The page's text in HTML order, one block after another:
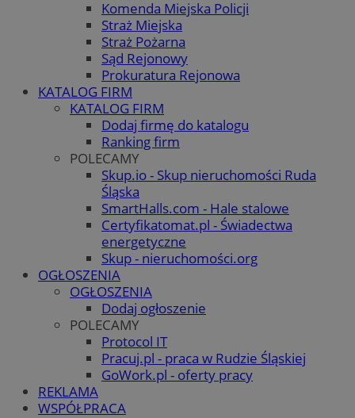
Komenda Miejska Policji
Straż Miejska
Straż Pożarna
Sąd Rejonowy
Prokuratura Rejonowa
KATALOG FIRM
KATALOG FIRM
Dodaj firmę do katalogu
Ranking firm
POLECAMY
Skup.io - Skup nieruchomości Ruda
Śląska
SmartHalls.com - Hale stalowe
Certyfikatomat.pl - Świadectwa
energetyczne
Skup - nieruchomości.org
OGŁOSZENIA
OGŁOSZENIA
Dodaj ogłoszenie
POLECAMY
Protocol IT
Pracuj.pl - praca w Rudzie Śląskiej
GoWork.pl - oferty pracy
REKLAMA
WSPÓŁPRACA